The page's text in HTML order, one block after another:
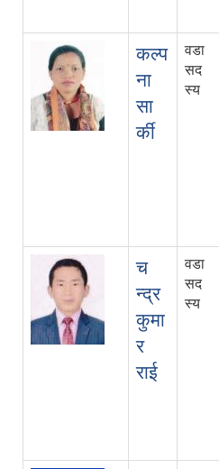
कल्प
ना
सा
र्की
वडा
सद
स्य
च
न्द्र
कुमा
र
राई
वडा
सद
स्य